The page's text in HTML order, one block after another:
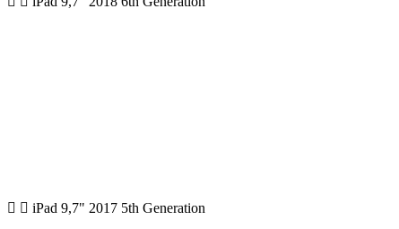
iPad 9,7" 2017 5th Generation